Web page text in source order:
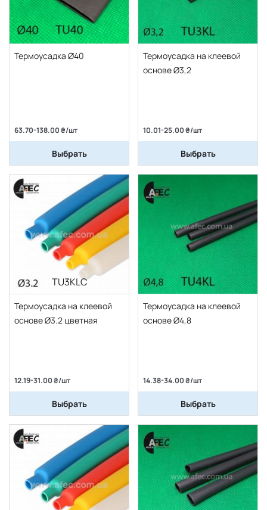
Термоусадка Ø40
63.70-138.00 ₴/шт
Выбрать
Термоусадка на клеевой
основе Ø3,2
10.01-25.00 ₴/шт
Выбрать
TU3KLC
Термоусадка на клеевой
основе Ø3.2 цветная
12.19-31.00 ₴/шт
Выбрать
Термоусадка на клеевой
основе Ø4,8
14.38-34.00 ₴/шт
Выбрать